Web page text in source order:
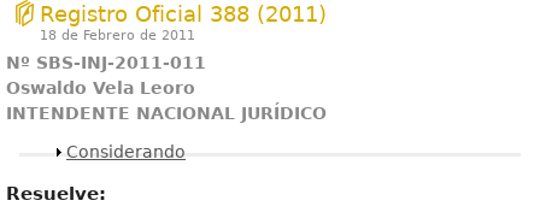
Registro Oficial 388 (2011)
18 de Febrero de 2011
Nº SBS-INJ-2011-011
Oswaldo Vela Leoro
INTENDENTE NACIONAL JURÍDICO
Mostrar
Considerando
Resuelve: